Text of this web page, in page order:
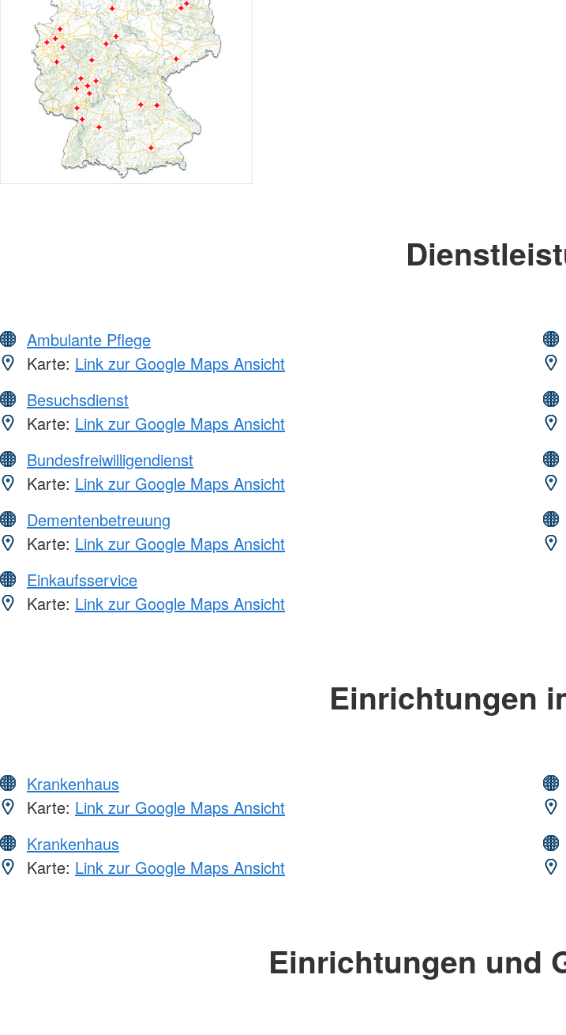
Ambulante Pflege
Karte: Link zur Google Maps Ansicht
Besuchsdienst
Karte: Link zur Google Maps Ansicht
Bundesfreiwilligendienst
Karte: Link zur Google Maps Ansicht
Dementenbetreuung
Karte: Link zur Google Maps Ansicht
Einkaufsservice
Karte: Link zur Google Maps Ansicht
Einrichtungen
Krankenhaus
Karte: Link zur Google Maps Ansicht
Krankenhaus
Karte: Link zur Google Maps Ansicht
Einrichtungen und